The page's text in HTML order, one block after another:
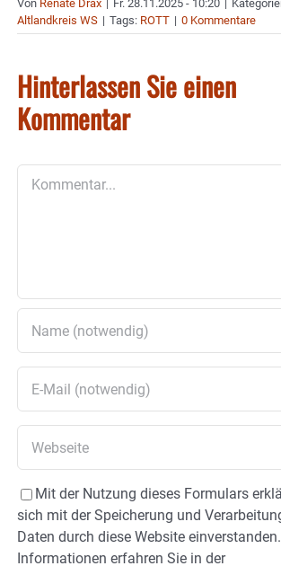
Von Renate Drax Fr. 28.11.2025 - 10:20
Altlandkreis WS | Tags: ROTT | 0 Kommentare
Hinterlassen Sie einen
Kommentar
Mit der Nutzung dieses Formulars
sich mit der Speicherung und
Daten durch diese Website
Informationen erfahren Sie in der